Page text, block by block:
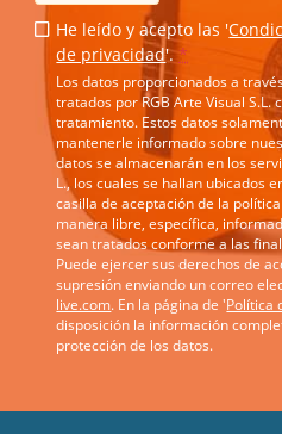
He leído y acepto las '
de privacidad'. *
Los datos proporcionados a
tratados por RGB Arte Visual S.L.
tratamiento. Estos datos
mantenerle informado sobre
datos se almacenarán en los
L., los cuales se hallan ubicados
casilla de aceptación de la
manera libre, específica,
sean tratados conforme a las
Puede ejercer sus derechos de
supresión enviando un correo
live.com. En la página de 'Política
disposición la información
protección de los datos.